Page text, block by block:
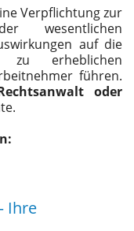
Verpflichtung zur
wesentlichen
auf die
zu erheblichen
führen.
oder
Ihre